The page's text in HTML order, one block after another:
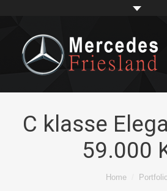
Showroom
Impression
C klasse
59.000
Home